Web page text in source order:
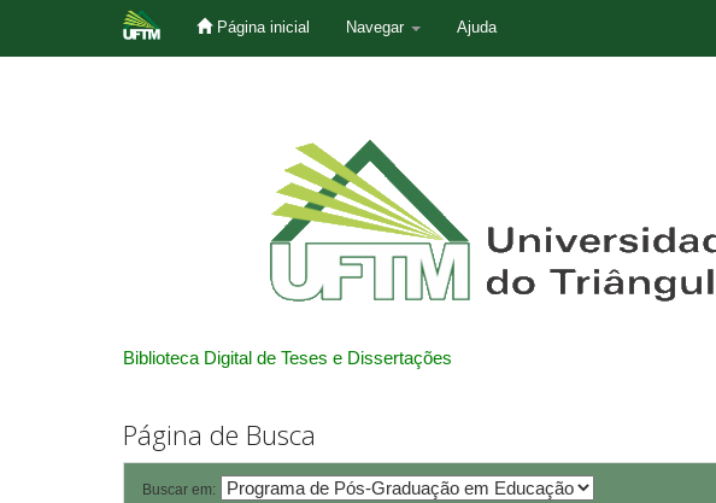
Página inicial Navegar Ajuda
Biblioteca Digital de Teses e Dissertações
Página de Busca
Buscar em: